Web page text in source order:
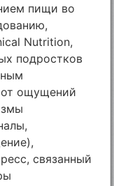
пищи во
Nutrition,
подростков
ощущений
связанный